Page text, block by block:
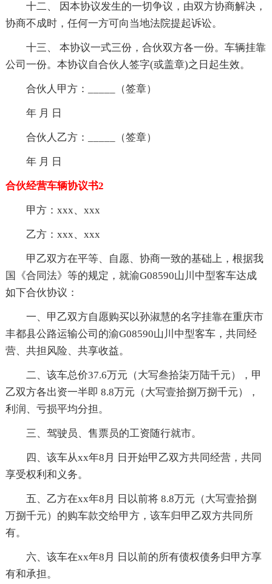
十二、 因本协议发生的一切争议，由双方协商解决，
协商不成时，任何一方可向当地法院提起诉讼。
十三、 本协议一式三份，合伙双方各一份。车辆挂靠
公司一份。本协议自合伙人签字(或盖章)之日起生效。
合伙人甲方：_____（签章）
年 月 日
合伙人乙方：_____（签章）
年 月 日
合伙经营车辆协议书2
甲方：xxx、xxx
乙方：xxx、xxx
甲乙双方在平等、自愿、协商一致的基础上，根据我
国《合同法》等的规定，就渝G08590山川中型客车达成
如下合伙协议：
一、甲乙双方自愿购买以孙淑慧的名字挂靠在重庆市
丰都县公路运输公司的渝G08590山川中型客车，共同经
营、共担风险、共享收益。
二、该车总价37.6万元（大写叁拾柒万陆千元），甲
乙双方各出资一半即 8.8万元（大写壹拾捌万捌千元），
利润、亏损平均分担。
三、驾驶员、售票员的工资随行就市。
四、该车从xx年8月 日开始甲乙双方共同经营，共同
享受权利和义务。
五、乙方在xx年8月 日以前将 8.8万元（大写壹拾捌
万捌千元）的购车款交给甲方，该车归甲乙双方共同所
有。
六、该车在xx年8月 日以前的所有债权债务归甲方享
有和承担。